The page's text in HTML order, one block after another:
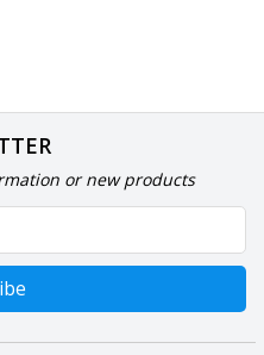
or new products